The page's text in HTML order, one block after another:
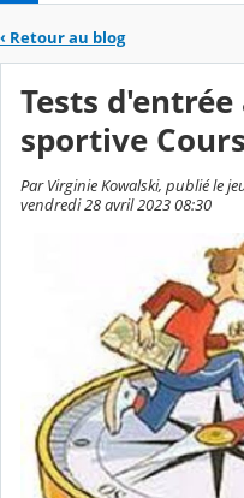
‹ Retour au blog
Tests
sportive
Par Virginie Kowalski, publié le
vendredi 28 avril 2023 08:30